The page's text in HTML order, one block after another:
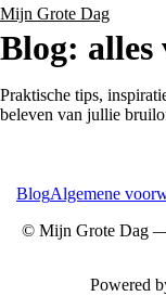
Mijn Grote Dag
Blog:
Praktische tips,
beleven van jullie
BlogAlgemene
© Mijn Grote Dag —
Powered